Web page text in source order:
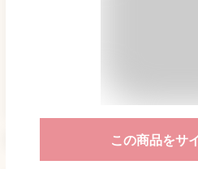
この商品をサ